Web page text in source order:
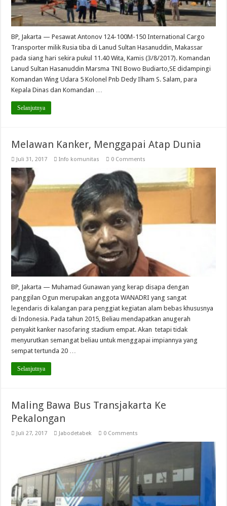
BP, Jakarta — Pesawat Antonov 124-100M-150 International Cargo
Transporter milik Rusia tiba di Lanud Sultan Hasanuddin, Makassar
pada siang hari sekira pukul 11.40 Wita, Kamis (3/8/2017). Komandan
Lanud Sultan Hasanuddin Marsma TNI Bowo Budiarto,SE didampingi
Komandan Wing Udara 5 Kolonel Pnb Dedy Ilham S. Salam, para
Kepala Dinas dan Komandan …
Selanjutnya
Melawan Kanker, Menggapai Atap Dunia
Juli 31, 2017 Info komunitas 0 Comments
BP, Jakarta — Muhamad Gunawan yang kerap disapa dengan
panggilan Ogun merupakan anggota WANADRI yang sangat
legendaris di kalangan para penggiat kegiatan alam bebas khususnya
di Indonesia. Pada tahun 2015, Beliau mendapatkan anugerah
penyakit kanker nasofaring stadium empat. Akan tetapi tidak
menyurutkan semangat beliau untuk menggapai impiannya yang
sempat tertunda 20 …
Selanjutnya
Maling Bawa Bus Transjakarta Ke
Pekalongan
Juli 27, 2017 Jabodetabek 0 Comments